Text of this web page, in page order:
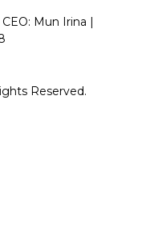
Mun Irina |
Reserved.